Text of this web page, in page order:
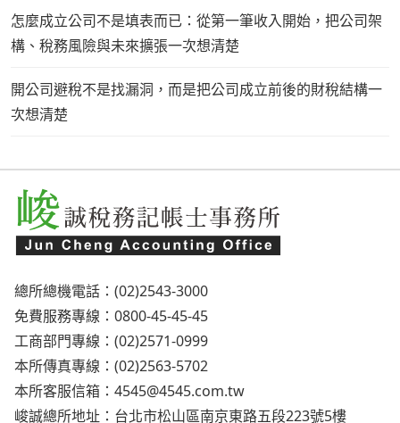
怎麼成立公司不是填表而已：從第一筆收入開始，把公司架
構、稅務風險與未來擴張一次想清楚
開公司避稅不是找漏洞，而是把公司成立前後的財稅結構一
次想清楚
總所總機電話：(02)2543-3000
免費服務專線：0800-45-45-45
工商部門專線：(02)2571-0999
本所傳真專線：(02)2563-5702
本所客服信箱： 4545@4545.com.tw
峻誠總所地址：台北市松山區南京東路五段223號5樓